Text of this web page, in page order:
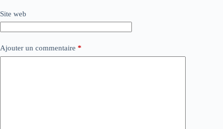
Site web
Ajouter un commentaire *